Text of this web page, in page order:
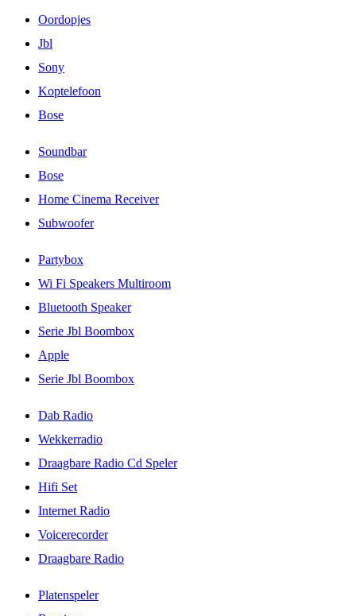
Oordopjes
Jbl
Sony
Koptelefoon
Bose
Soundbar
Bose
Home Cinema Receiver
Subwoofer
Partybox
Wi Fi Speakers Multiroom
Bluetooth Speaker
Serie Jbl Boombox
Apple
Serie Jbl Boombox
Dab Radio
Wekkerradio
Draagbare Radio Cd Speler
Hifi Set
Internet Radio
Voicerecorder
Draagbare Radio
Platenspeler